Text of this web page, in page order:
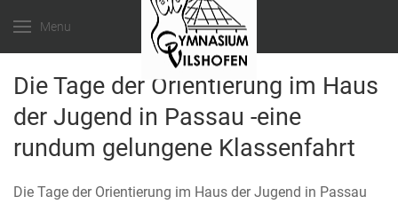
Menu
Die Tage der Orientierung im Haus
der Jugend in Passau -eine
rundum gelungene Klassenfahrt
Die Tage der Orientierung im Haus der Jugend in Passau